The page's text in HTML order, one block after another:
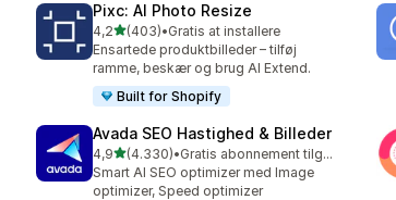
Pixc: AI Photo Resize
4,2ud af 5 stjerner
(403)
403 anmeldelser i alt
•Gratis at installere
Ensartede produktbilleder – tilføj
ramme, beskær og brug AI Extend.
Built for Shopify
Avada SEO Hastighed & Billeder
4,9ud af 5 stjerner
(4.330)
4330 anmeldelser i alt
•
Gratis abonnement tilgængeligt
Smart AI SEO optimizer med Image
optimizer, Speed optimizer